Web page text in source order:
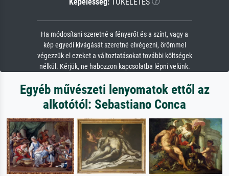
Ha módosítani szeretné a fényerőt és a színt, vagy a
kép egyedi kivágását szeretné elvégezni, örömmel
végezzük el ezeket a változtatásokat további költségek
nélkül. Kérjük, ne habozzon kapcsolatba lépni velünk.
Egyéb művészeti lenyomatok ettől az
alkotótól: Sebastiano Conca